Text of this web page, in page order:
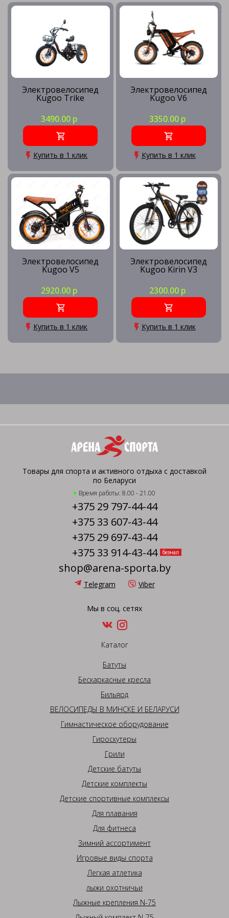
Электровелосипед
Kugoo Trike
3490.00 р
Купить в 1 клик
Электровелосипед
Kugoo V6
3350.00 р
Купить в 1 клик
Электровелосипед
Kugoo V5
2920.00 р
Купить в 1 клик
Электровелосипед
Kugoo Kirin V3
2300.00 р
Купить в 1 клик
Товары для спорта и активного отдыха с доставкой
по Беларуси
Время работы: 8.00 - 21.00
+375 29 797-44-44
+375 33 607-43-44
+375 29 697-43-44
+375 33 914-43-44
безнал
shop@arena-sporta.by
Telegram Viber
Мы в соц. сетях
Каталог
Батуты
Бескаркасные кресла
Бильярд
ВЕЛОСИПЕДЫ В МИНСКЕ И БЕЛАРУСИ
Гимнастическое оборудование
Гироскутеры
Грили
Детские батуты
Детские комплекты
Детские спортивные комплексы
Для плавания
Для фитнеса
Зимний ассортимент
Игровые виды спорта
Легкая атлетика
лыжи охотничьи
Лыжные крепления N-75